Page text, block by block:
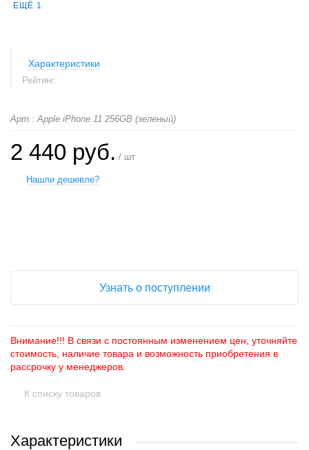
ЕЩЁ 1
Характеристики
Рейтинг:
Арт.: Apple iPhone 11 256GB (зеленый)
2 440 руб. / шт
Нашли дешевле?
Узнать о поступлении
Внимание!!! В связи с постоянным изменением цен, уточняйте
стоимость, наличие товара и возможность приобретения в
рассрочку у менеджеров.
К списку товаров
Характеристики